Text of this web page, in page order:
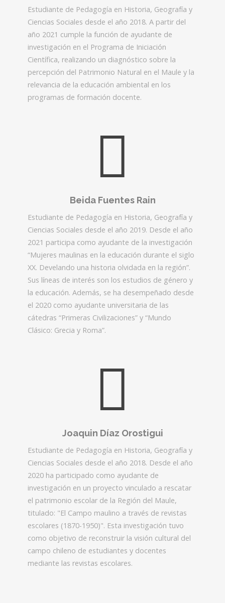
Estudiante de Pedagogía en Historia, Geografía y
Ciencias Sociales desde el año 2018. A partir del
año 2021 cumple la función de ayudante de
investigación en el Programa de Iniciación
Científica, realizando un diagnóstico sobre la
percepción del Patrimonio Natural en el Maule y la
relevancia de la educación ambiental en los
programas de formación docente.
Beida Fuentes Rain
Estudiante de Pedagogía en Historia, Geografía y
Ciencias Sociales desde el año 2019. Desde el año
2021 participa como ayudante de la investigación
“Mujeres maulinas en la educación durante el siglo
XX. Develando una historia olvidada en la región”.
Sus líneas de interés son los estudios de género y
la educación. Además, se ha desempeñado desde
el 2020 como ayudante universitaria de las
cátedras “Primeras Civilizaciones” y “Mundo
Clásico: Grecia y Roma”.
Joaquin Díaz Orostigui
Estudiante de Pedagogía en Historia, Geografía y
Ciencias Sociales desde el año 2018. Desde el año
2020 ha participado como ayudante de
investigación en un proyecto vinculado a rescatar
el patrimonio escolar de la Región del Maule,
titulado: "El Campo maulino a través de revistas
escolares (1870-1950)". Esta investigación tuvo
como objetivo de reconstruir la visión cultural del
campo chileno de estudiantes y docentes
mediante las revistas escolares.